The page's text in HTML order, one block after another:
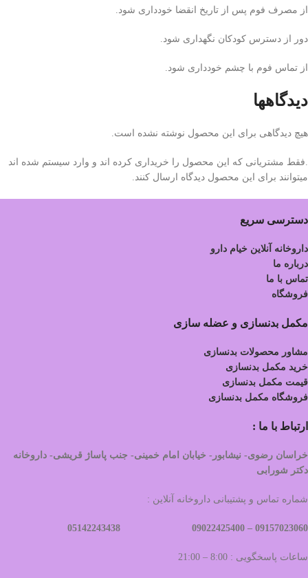
از مصرف فوم پس از تاریخ انقضا خودداری شود.
دور از دسترس کودکان نگهداری شود.
از تماس فوم با چشم خودداری شود.
دیدگاهها
هیچ دیدگاهی برای این محصول نوشته نشده است.
.فقط مشتریانی که این محصول را خریداری کرده اند و وارد سیستم شده اند
میتوانند برای این محصول دیدگاه ارسال کنند.
دسترسی سریع
داروخانه آنلاین خیام دارو
درباره ما
تماس با ما
فروشگاه
مکمل بدنسازی و عضله سازی
مشاور محصولات بدنسازی
خرید مکمل بدنسازی
قیمت مکمل بدنسازی
فروشگاه مکمل بدنسازی
ارتباط با ما :
خراسان رضوی- نیشابور- خیابان امام خمینی- جنب پاساژ قریشی- داروخانه
دکتر شورابی
شماره تماس و پشتیبانی داروخانه آنلاین :
09157023060 –
ساعات پاسخگویی : 8:00 – 21:00